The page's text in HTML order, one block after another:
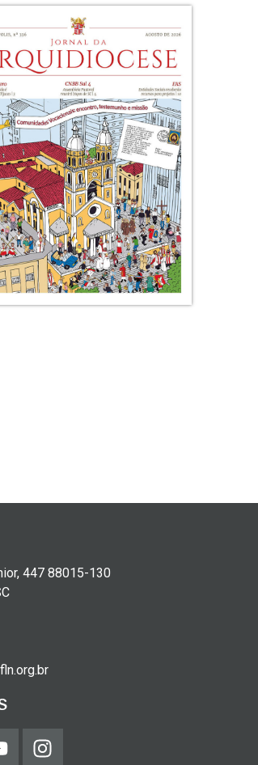
447 88015-130